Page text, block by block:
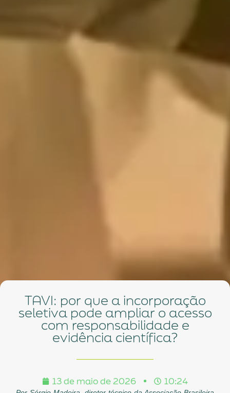
TAVI: por que a incorporação
seletiva pode ampliar o acesso
com responsabilidade e
evidência científica?
13 de maio de 2026 10:24